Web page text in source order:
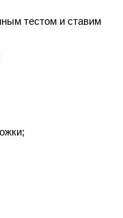
тестом и ставим